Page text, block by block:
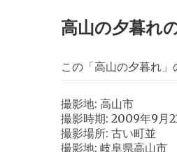
高山の夕暮れ
この「高山の夕暮れ」
撮影地: 高山市
撮影時期: 2009年9月
撮影場所: 古い町並
撮影地: 岐阜県高山市